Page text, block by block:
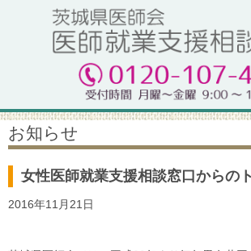
お知らせ
女性医師就業支援相談窓口からの
2016年11月21日